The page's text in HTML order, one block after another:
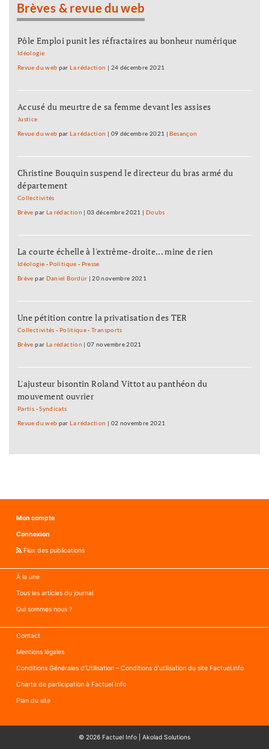
Brèves & revue du web
Pôle Emploi punit les réfractaires au bonheur numérique
Idéologie
Revue du web par La rédaction 24 décembre 2021
Accusé du meurtre de sa femme devant les assises
Justice
Revue du web par La rédaction 09 décembre 2021 Besançon
Christine Bouquin suspend le directeur du bras armé du
département
Collectivités
Brève par La rédaction |03 décembre 2021 Doubs
La courte échelle à l'extrême-droite... mine de rien
Idéologie - Politique - Presse
Brève par Daniel Bordür |20 novembre 2021
Une pétition contre la privatisation des TER
Collectivités - Politique-Transports
Brève par La rédaction |07 novembre 2021
L'ajusteur bisontin Roland Vittot au panthéon du
mouvement ouvrier
Partis -Syndicats
Revue du web par La rédaction 02 novembre 2021
Mon compte
Connexion
Flux des publications
À la une
Tous les articles du journal
Qui sommes nous ?
Contact
Mentions légales
Conditions Générales d’Utilisation – Conditions d’utilisation du site Factuel.info
Charte de participation à Factuel Info
Plan du site
© 2026 Factuel Info Akolad Solutions